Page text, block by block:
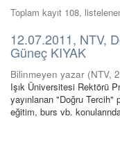
Toplam kayıt 108,
12.07.2011, NTV,
Güneç KIYAK
Bilinmeyen yazar (NTV,
Işık Üniversitesi Rektörü
yayınlanan "Doğru Tercih"
eğitim, burs vb.